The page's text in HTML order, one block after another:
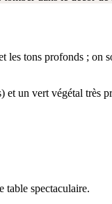
tons profonds ;
et un vert végétal très
table spectaculaire.